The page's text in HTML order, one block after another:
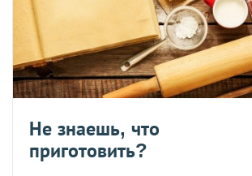
Не знаешь, что
приготовить?